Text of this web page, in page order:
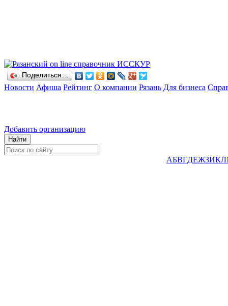
Поделиться…
Новости Афиша Рейтинг О компании Рязань Для бизнеса
Добавить организацию
АБВГДЕЖЗИКЛ